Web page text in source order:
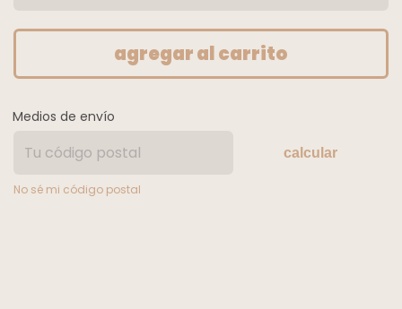
Medios de envío
calcular
No sé mi código postal